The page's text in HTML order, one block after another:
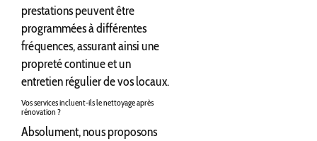
prestations peuvent être
programmées à différentes
fréquences, assurant ainsi une
propreté continue et un
entretien régulier de vos locaux.
Vos services incluent-ils le nettoyage après
rénovation ?
Absolument, nous proposons